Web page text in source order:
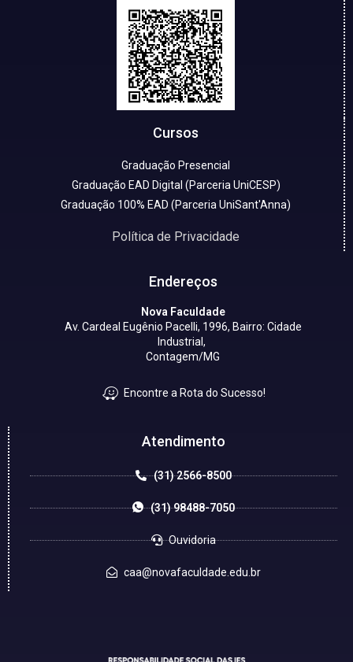
Cursos
Graduação Presencial
Graduação EAD Digital (Parceria UniCESP)
Graduação 100% EAD (Parceria UniSant'Anna)
Política de Privacidade
Endereços
Nova Faculdade
Av. Cardeal Eugênio Pacelli, 1996, Bairro: Cidade
Industrial,
Contagem/MG
Encontre a Rota do Sucesso!
Atendimento
(31) 2566-8500
(31) 98488-7050
Ouvidoria
caa@novafaculdade.edu.br